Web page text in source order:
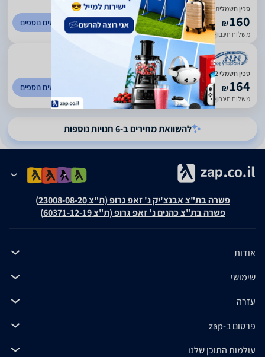
סכין חשמלית סלמור Selmor SE62
₪160
משלוח חינם עד 4 ימי עסקים
לפרטים נוספים
5
(
184
)
‏סכין חשמלי Selmor SE62 סלמור
₪164
משלוח חינם עד 7 ימי עסקים
לפרטים נוספים
להשוואת מחירים ב-6 חנויות נוספות
פשרה בת"צ אבנצ'יק נ' זאפ גרופ (ת"צ 23008-08-20)
פשרה בת"צ כהנים נ' זאפ גרופ (ת"צ 60371-12-19)
אודות
שימושי
עזרה
פרסום ב-zap
עולמות התוכן שלנו